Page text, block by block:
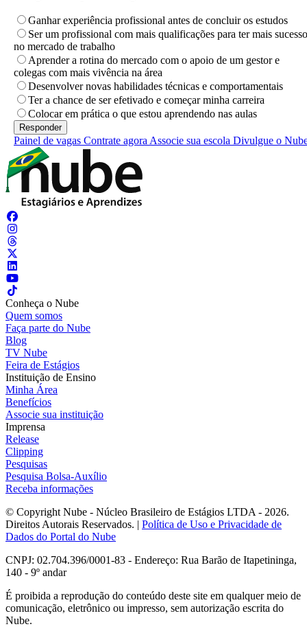
Ganhar experiência profissional antes de concluir os estudos
Ser um profissional com mais qualificações para ter mais sucesso
no mercado de trabalho
Aprender a rotina do mercado com o apoio de um gestor e
colegas com mais vivência na área
Desenvolver novas habilidades técnicas e comportamentais
Ter a chance de ser efetivado e começar minha carreira
Colocar em prática o que estou aprendendo nas aulas
Painel de vagas Contrate agora Associe sua escola Divulgue o
Conheça o Nube
Quem somos
Faça parte do Nube
Blog
TV Nube
Feira de Estágios
Instituição de Ensino
Minha Área
Benefícios
Associe sua instituição
Imprensa
Release
Clipping
Pesquisas
Pesquisa Bolsa-Auxílio
Receba informações
© Copyright Nube - Núcleo Brasileiro de Estágios LTDA - 2026.
Direitos Autorais Reservados. | Política de Uso e Privacidade de
Dados do Portal do Nube
CNPJ: 02.704.396/0001-83 - Endereço: Rua Barão de Itapetininga,
140 - 9º andar
É proibida a reprodução do conteúdo deste site em qualquer meio de
comunicação, eletrônico ou impresso, sem autorização escrita do
Nube.